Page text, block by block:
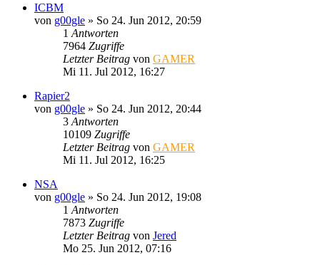
ICBM
von g00gle » So 24. Jun 2012, 20:59
1 Antworten
7964 Zugriffe
Letzter Beitrag von GAMER
Mi 11. Jul 2012, 16:27
Rapier2
von g00gle » So 24. Jun 2012, 20:44
3 Antworten
10109 Zugriffe
Letzter Beitrag von GAMER
Mi 11. Jul 2012, 16:25
NSA
von g00gle » So 24. Jun 2012, 19:08
1 Antworten
7873 Zugriffe
Letzter Beitrag von Jered
Mo 25. Jun 2012, 07:16